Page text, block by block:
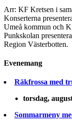
Arr: KF Kretsen i
Konserterna
Umeå kommun och
Punkskolan
Region Västerbotten.
Evenemang
Räkfrossa med
torsdag,
Sommarmeny